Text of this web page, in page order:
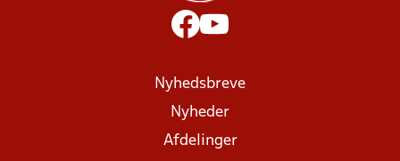
Nyhedsbreve
Nyheder
Afdelinger